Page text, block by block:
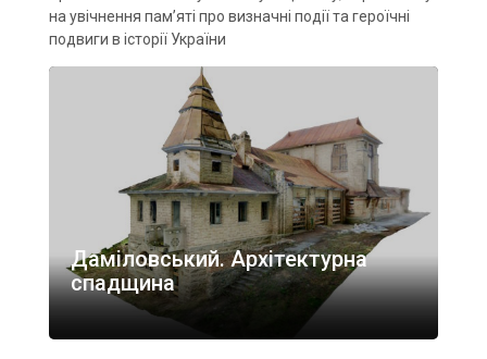
на увічнення пам’яті про визначні події та героїчні
подвиги в історії України
Даміловський. Архітектурна
спадщина